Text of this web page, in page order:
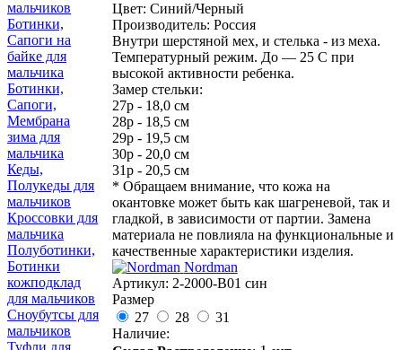
Цвет: Синий/Черный
Производитель: Россия
Внутри шерстяной мех, и стелька - из меха.
Температурный режим. До — 25 С при
высокой активности ребенка.
Замер стельки:
27р - 18,0 см
28р - 18,5 см
29р - 19,5 см
30р - 20,0 см
31р - 20,5 см
* Обращаем внимание, что кожа на
окантовке может быть как шагреневой, так и
гладкой, в зависимости от партии. Замена
материала не повлияла на функциональные и
качественные характеристики изделия.
Nordman
Артикул: 2-2000-B01 син
Размер
27
28
31
Наличие:
мальчиков
Ботинки,
Сапоги на
байке для
мальчика
Ботинки,
Сапоги,
Мембрана
зима для
мальчика
Кеды,
Полукеды для
мальчиков
Кроссовки для
мальчика
Полуботинки,
Ботинки
кожподклад
для мальчиков
Сноубутсы для
мальчиков